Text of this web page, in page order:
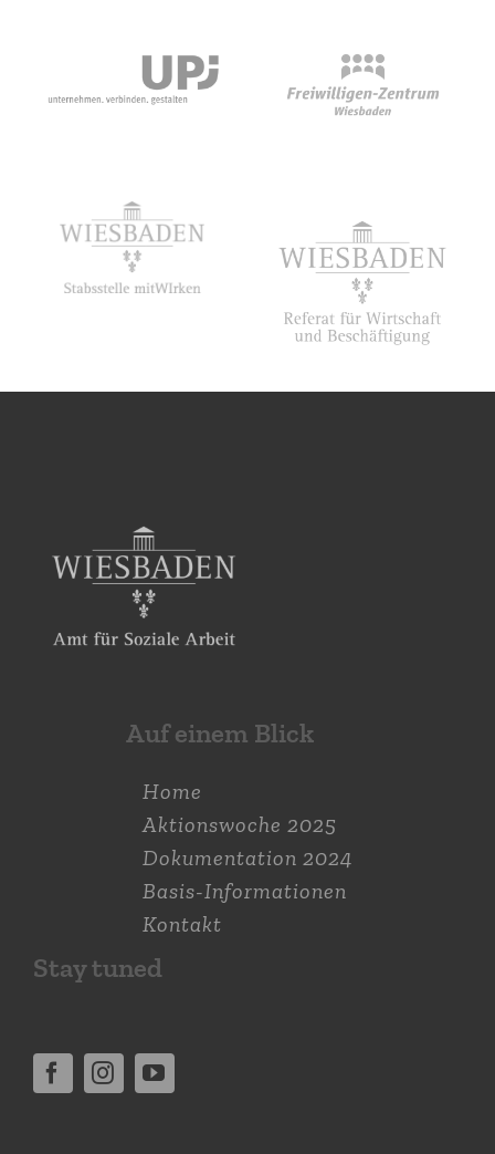
Auf einem Blick
Home
Aktions­woche 2025
Dokumen­tation 2024
Basis-Informationen
Kontakt
Stay tuned